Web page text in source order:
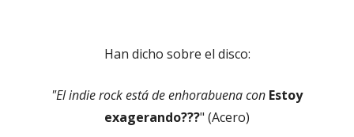
Han dicho sobre el disco:
"El indie rock está de enhorabuena con Estoy
exagerando???" (Acero)